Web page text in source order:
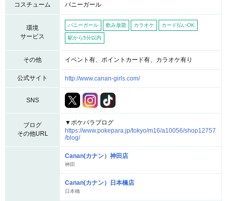
コスチューム バニーガール
環境
サービス
バニーガール 飲み放題 カラオケ カード払いOK
駅から5分以内
その他 イベント有、ポイントカード有、カラオケ有り
公式サイト http://www.canan-girls.com/
SNS
ブログ
その他URL
▼ポケパラブログ
https://www.pokepara.jp/tokyo/m16/a10056/shop12757
/blog/
Canan(カナン）神田店
神田
Canan(カナン）日本橋店
日本橋